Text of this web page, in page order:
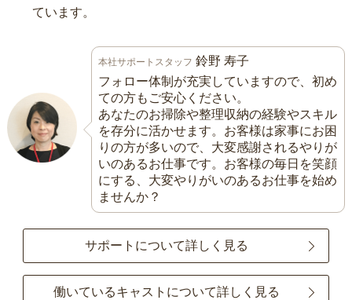
ています。
本社サポートスタッフ 鈴野 寿子
フォロー体制が充実していますので、初め
ての方もご安心ください。
あなたのお掃除や整理収納の経験やスキル
を存分に活かせます。お客様は家事にお困
りの方が多いので、大変感謝されるやりが
いのあるお仕事です。お客様の毎日を笑顔
にする、大変やりがいのあるお仕事を始め
ませんか？
サポートについて詳しく見る
働いているキャストについて詳しく見る